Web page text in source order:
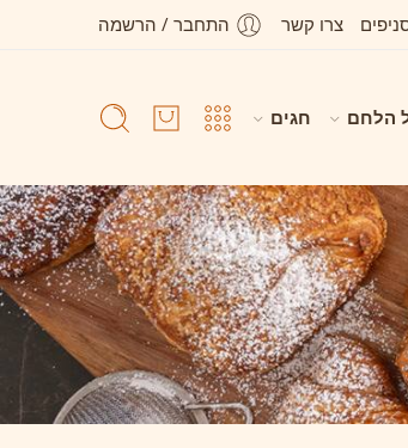
צרו קשר התחבר / הרשמה
הלחם חגים